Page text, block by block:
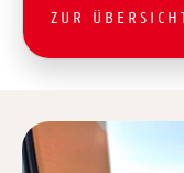
ZUR ÜBERSICHT